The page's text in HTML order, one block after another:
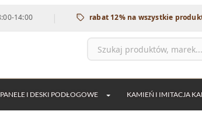
| rabat 12% na wszystkie produkty DUNIN
PANELE I DESKI PODŁOGOWE KAMIEŃ I IMITACJA